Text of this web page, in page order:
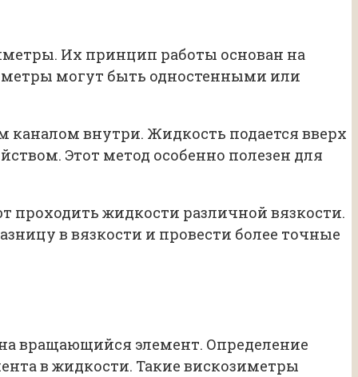
Их принцип работы основан на
могут быть одностенными или
внутри. Жидкость подается вверх
Этот метод особенно полезен для
жидкости различной вязкости.
в вязкости и провести более точные
вращающийся элемент. Определение
в жидкости. Такие вискозиметры